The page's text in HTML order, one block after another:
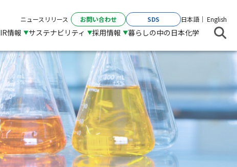
ニュースリリース お問い合わせ SDS English
日本語
IR情報 サステナビリティ 採用情報 暮らしの中の日本化学